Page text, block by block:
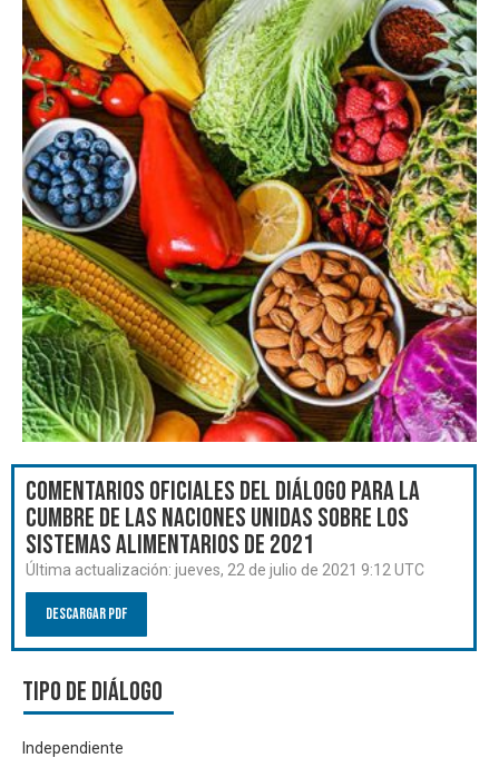
Comentarios oficiales del Diálogo para la
Cumbre de las Naciones Unidas sobre los
Sistemas Alimentarios de 2021
Última actualización: jueves, 22 de julio de 2021 9:12 UTC
Descargar PDF
Tipo de diálogo
Independiente